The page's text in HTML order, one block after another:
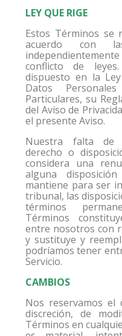
LEY QUE RIGE
Estos Términos se
acuerdo con
conflicto de
dispuesto en la
Datos
Particulares, su
del Aviso de
el presente Aviso.
Nuestra falta de
derecho o
considera una
alguna
mantiene para ser
tribunal, las
términos
Términos
entre nosotros con
y sustituye y
podríamos tener
Servicio.
CAMBIOS
Nos reservamos el
discreción, de
Términos en